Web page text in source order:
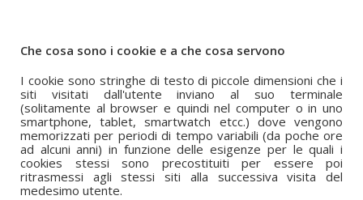
Che cosa sono i cookie e a che cosa servono
I cookie sono stringhe di testo di piccole dimensioni che i
siti visitati dall'utente inviano al suo terminale
(solitamente al browser e quindi nel computer o in uno
smartphone, tablet, smartwatch etcc.) dove vengono
memorizzati per periodi di tempo variabili (da poche ore
ad alcuni anni) in funzione delle esigenze per le quali i
cookies stessi sono precostituiti per essere poi
ritrasmessi agli stessi siti alla successiva visita del
medesimo utente.